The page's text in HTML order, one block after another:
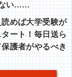
ない……
めば大学受験が
ート！毎日送ら
護者がやるべき